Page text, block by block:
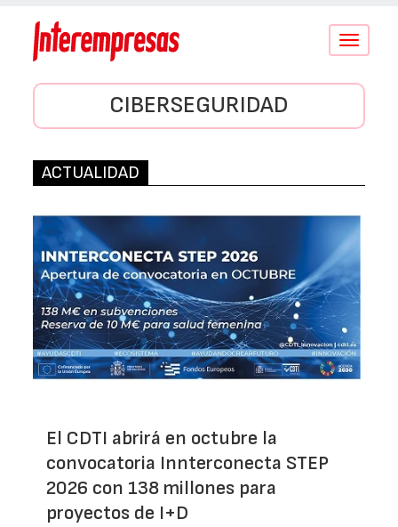
Conmutar
CIBERSEGURIDAD
ACTUALIDAD
El CDTI abrirá en octubre la
convocatoria Innterconecta STEP
2026 con 138 millones para
proyectos de I+D